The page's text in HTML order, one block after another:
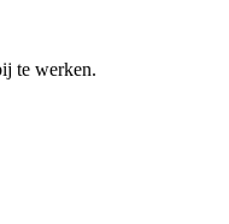
te werken.